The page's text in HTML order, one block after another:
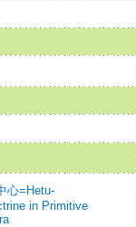
心=Hetu-
in Primitive